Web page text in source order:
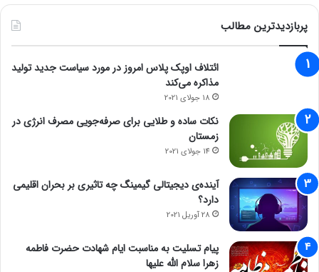
پربازدیدترین مطالب
ائتلاف اوپک پلاس امروز در مورد سیاست جدید تولید
مذاکره می‌کند
18 جولای 2021
نکات ساده و طلایی برای صرفه‌جویی مصرف انرژی در
زمستان
14 جولای 2021
آینده‌ی دیجیتالی گیمینگ چه تاثیری بر بحران اقلیمی
دارد؟
28 آوریل 2021
پیام تسلیت به مناسبت ایام شهادت حضرت فاطمه
زهرا سلام الله علیها